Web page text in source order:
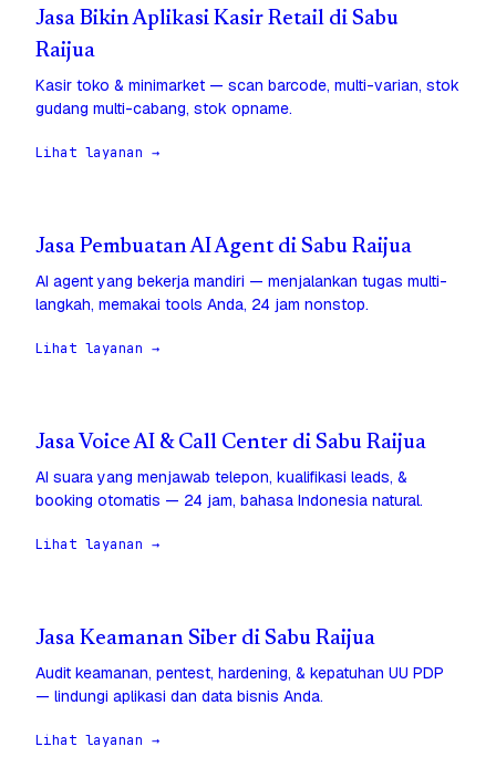
Jasa Bikin Aplikasi Kasir Retail di Sabu
Raijua
Kasir toko & minimarket — scan barcode, multi-varian, stok
gudang multi-cabang, stok opname.
Lihat layanan →
Jasa Pembuatan AI Agent di Sabu Raijua
AI agent yang bekerja mandiri — menjalankan tugas multi-
langkah, memakai tools Anda, 24 jam nonstop.
Lihat layanan →
Jasa Voice AI & Call Center di Sabu Raijua
AI suara yang menjawab telepon, kualifikasi leads, &
booking otomatis — 24 jam, bahasa Indonesia natural.
Lihat layanan →
Jasa Keamanan Siber di Sabu Raijua
Audit keamanan, pentest, hardening, & kepatuhan UU PDP
— lindungi aplikasi dan data bisnis Anda.
Lihat layanan →